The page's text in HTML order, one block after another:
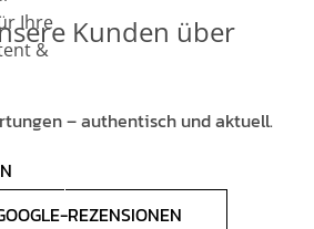
Kunden über
– authentisch und aktuell.
REZENSIONEN
Ihre
&